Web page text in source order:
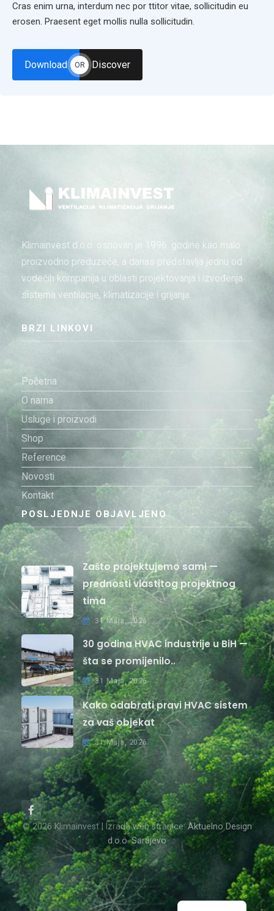
Cras enim urna, interdum nec por ttitor vitae, sollicitudin eu
erosen. Praesent eget mollis nulla sollicitudin.
Download OR Discover
Klimainvest d.o.o. osnovan je 1996. godine kao malo
proizvodno preduzeće, a danas predstavlja jednu od
vodećih kompanija u oblasti projektovanja i izvođenja
sistema ventilacije, klimatizacije i grijanja.
BRZI LINKOVI
Početna
O nama
Usluge i proizvodi
Shop
Reference
Novosti
Kontakt
POSLJEDNJE OBJAVLJENO
Zašto projektujemo sami —
prednosti vlastitog projektnog
tima
31 Maja, 2026
30 godina HVAC industrije u BiH —
šta se promijenilo..
31 Maja, 2026
Kako odabrati pravi HVAC sistem
za vaš objekat
31 Maja, 2026
© 2026 Klimainvest | Izrada web stranice:Aktuelno Design
d.o.o. Sarajevo